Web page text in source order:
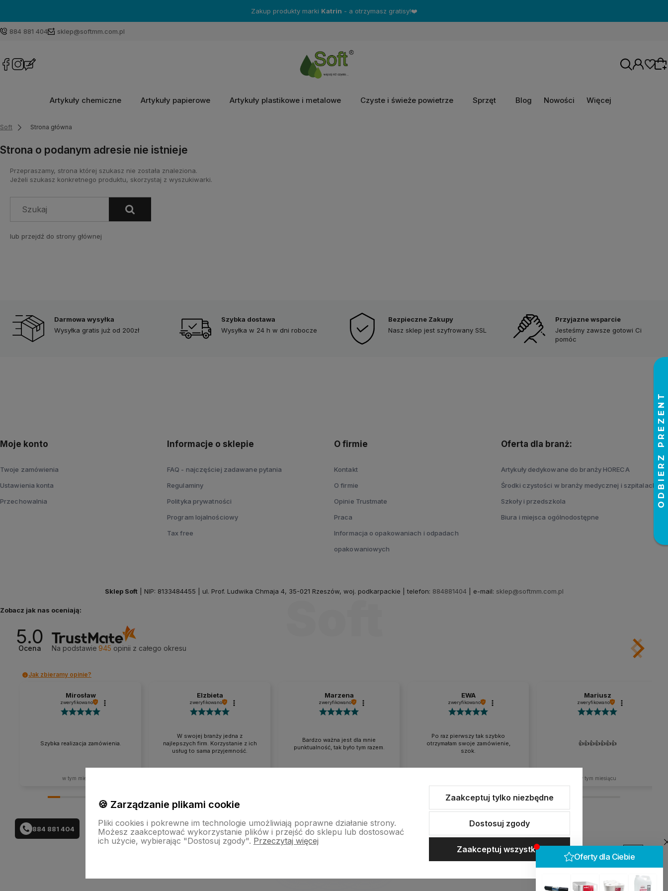
Zakup produkty marki Katrin - a otrzymasz gratisy!❤️
884 881 404 sklep@softmm.com.pl
884 881 404
Artykuły chemiczne Artykuły papierowe Artykuły plastikowe i metalowe Czyste i świeże powietrze Sprzęt Blog Nowości Więcej
Soft Strona główna
Strona o podanym adresie nie istnieje
Przepraszamy, strona której szukasz nie została znaleziona.
Jeżeli szukasz konkretnego produktu, skorzystaj z wyszukiwarki.
lub przejdź do strony głównej
Darmowa wysyłka
Wysyłka gratis już od 200zł
Szybka dostawa
Wysyłka w 24 h w dni robocze
Bezpieczne Zakupy
Nasz sklep jest szyfrowany SSL
Przyjazne wsparcie
Jesteśmy zawsze gotowi Ci
pomóc
Moje konto
Twoje zamówienia
Ustawienia konta
Przechowalnia
Informacje o sklepie
FAQ - najczęściej zadawane pytania
Regulaminy
Polityka prywatności
Program lojalnościowy
Tax free
O firmie
Kontakt
O firmie
Opinie Trustmate
Praca
Informacja o opakowaniach i odpadach
opakowaniowych
Oferta dla branż:
Artykuły dedykowane do branży HORECA
Środki czystości w branży medycznej i szpitalach
Szkoły i przedszkola
Biura i miejsca ogólnodostępne
Sklep Soft| NIP: 8133484455 | ul. Prof. Ludwika Chmaja 4, 35-021 Rzeszów, woj. podkarpackie | telefon: 884881404 | e-mail: sklep@softmm.com.pl
Zobacz jak nas oceniają:
5.0
Ocena Na podstawie 945 opinii z całego okresu
Jak zbieramy opinie?
Mirosław
zweryfikowano
Szybka realizacja zamówienia.
w tym miesiącu
Elzbieta
zweryfikowano
W swojej branży jedna z
najlepszych firm. Korzystanie z ich
usług to sama przyjemność.
Marzena
zweryfikowano
Bardzo ważna jest dla mnie
punktualność, tak było tym razem.
EWA
zweryfikowano
Po raz pierwszy tak szybko
otrzymałam swoje zamówienie,
szok.
Mariusz
zweryfikowano
👍️👍️👍️👍️👍️👍️👍️
w tym miesiącu
🍪 Zarządzanie plikami cookie
Pliki cookies i pokrewne im technologie umożliwiają poprawne działanie strony.
Możesz zaakceptować wykorzystanie plików i przejść do sklepu lub dostosować
ich użycie, wybierając "Dostosuj zgody". Przeczytaj więcej
Zaakceptuj tylko niezbędne
Dostosuj zgody
Zaakceptuj wszystkie